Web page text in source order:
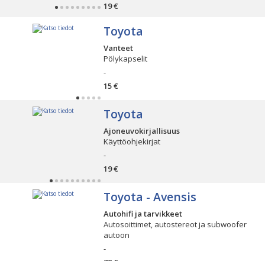
19 €
Toyota
Vanteet
Pölykapselit
-
15 €
Toyota
Ajoneuvokirjallisuus
Käyttöohjekirjat
-
19 €
Toyota - Avensis
Autohifi ja tarvikkeet
Autosoittimet, autostereot ja subwoofer
autoon
-